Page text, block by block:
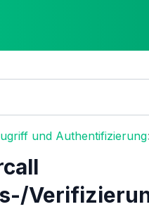
und Authentifizierung